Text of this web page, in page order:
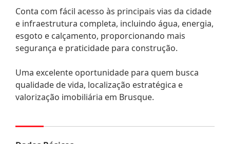
Conta com fácil acesso às principais vias da cidade
e infraestrutura completa, incluindo água, energia,
esgoto e calçamento, proporcionando mais
segurança e praticidade para construção.
Uma excelente oportunidade para quem busca
qualidade de vida, localização estratégica e
valorização imobiliária em Brusque.